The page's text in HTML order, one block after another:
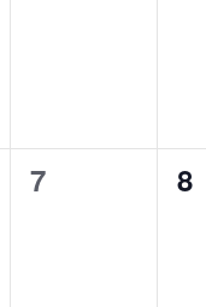
0
7
0
8